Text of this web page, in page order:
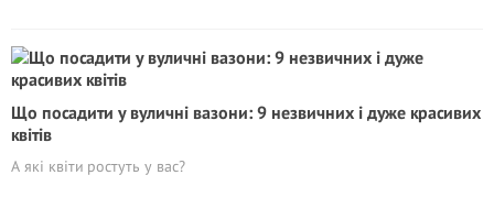
Що посадити у вуличні вазони: 9 незвичних і дуже красивих
квітів
А які квіти ростуть у вас?